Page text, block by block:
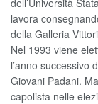
dell’Università
lavora
della Galleria
Nel 1993 viene
l’anno successivo
Giovani Padani.
capolista nelle